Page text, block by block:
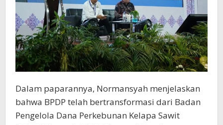
Dalam paparannya, Normansyah menjelaskan
bahwa BPDP telah bertransformasi dari Badan
Pengelola Dana Perkebunan Kelapa Sawit